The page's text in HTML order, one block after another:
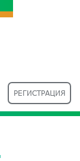
РЕГИСТРАЦИЯ